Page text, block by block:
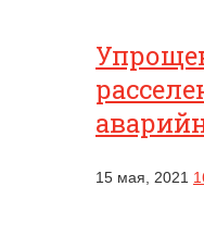
15 мая, 2021